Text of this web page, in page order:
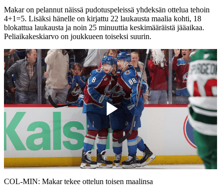
Makar on pelannut näissä pudotuspeleissä yhdeksän ottelua tehoin
4+1=5. Lisäksi hänelle on kirjattu 22 laukausta maalia kohti, 18
blokattua laukausta ja noin 25 minuuttia keskimääräistä jääaikaa.
Peliaikakeskiarvo on joukkueen toiseksi suurin.
Play
Video
COL-MIN: Makar tekee ottelun toisen maalinsa